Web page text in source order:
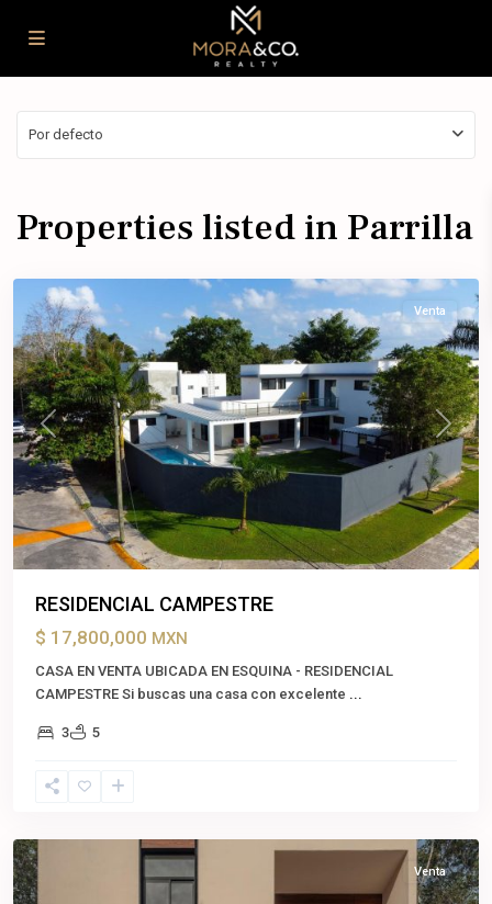
Por defecto
Properties listed in Parrilla
Benito
Previous Next
Venta
RESIDENCIAL CAMPESTRE
$ 17,800,000 MXN
CASA EN VENTA UBICADA EN ESQUINA - RESIDENCIAL
CAMPESTRE Si buscas una casa con excelente ...
3 5
Playa
Carmen,
Venta